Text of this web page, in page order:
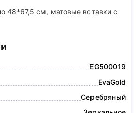
48*67,5 см, матовые вставки с
EG500019
EvaGold
Серебряный